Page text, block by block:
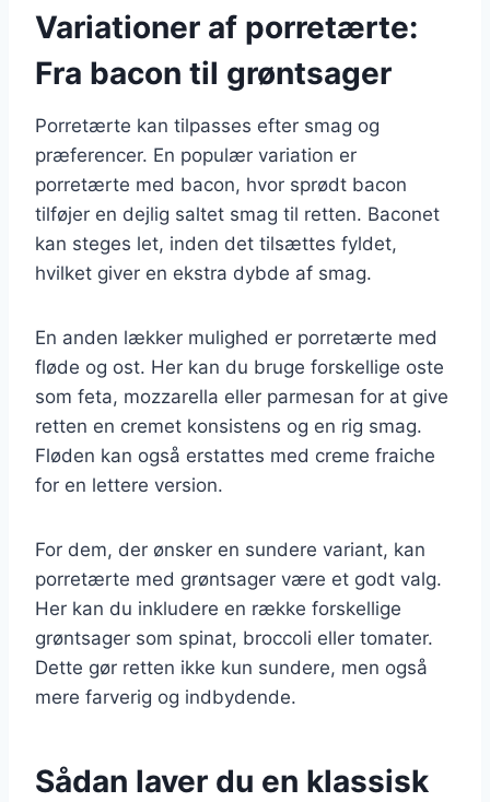
Variationer af porretærte:
Fra bacon til grøntsager
Porretærte kan tilpasses efter smag og
præferencer. En populær variation er
porretærte med bacon, hvor sprødt bacon
tilføjer en dejlig saltet smag til retten. Baconet
kan steges let, inden det tilsættes fyldet,
hvilket giver en ekstra dybde af smag.
En anden lækker mulighed er porretærte med
fløde og ost. Her kan du bruge forskellige oste
som feta, mozzarella eller parmesan for at give
retten en cremet konsistens og en rig smag.
Fløden kan også erstattes med creme fraiche
for en lettere version.
For dem, der ønsker en sundere variant, kan
porretærte med grøntsager være et godt valg.
Her kan du inkludere en række forskellige
grøntsager som spinat, broccoli eller tomater.
Dette gør retten ikke kun sundere, men også
mere farverig og indbydende.
Sådan laver du en klassisk